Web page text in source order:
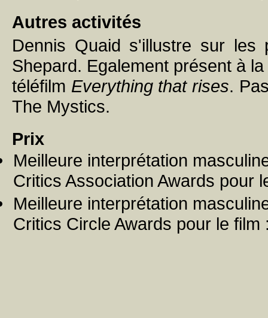
Autres activités
Dennis Quaid s'illustre sur
Shepard. Egalement présent à
téléfilm Everything that rises.
The Mystics.
Prix
Meilleure interprétation
Critics Association Awards pour
Meilleure interprétation
Critics Circle Awards pour le